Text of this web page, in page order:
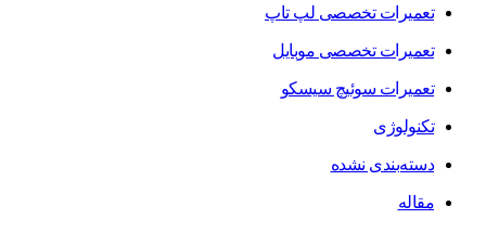
تعمیرات تخصصی لپ تاپ
تعمیرات تخصصی موبایل
تعمیرات سوئیچ سیسکو
تکنولوژی
دسته‌بندی نشده
مقاله